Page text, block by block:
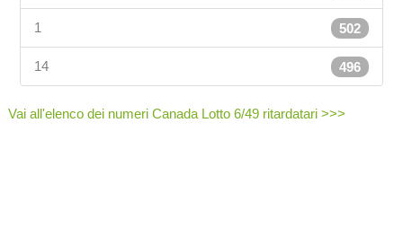
502
1
496
14
Vai all'elenco dei numeri Canada Lotto 6/49 ritardatari >>>